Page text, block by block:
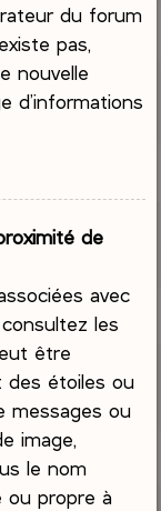
du forum
pas,
nouvelle
d’informations
de
avec
les
être
des étoiles ou
messages ou
image,
le nom
ou propre à